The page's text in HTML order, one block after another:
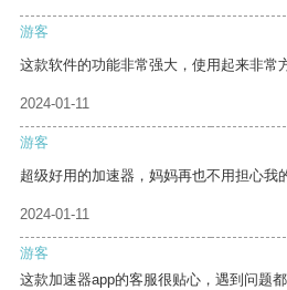
游客
这款软件的功能非常强大，使用起来非常
2024-01-11
游客
超级好用的加速器，妈妈再也不用担心我
2024-01-11
游客
这款加速器app的客服很贴心，遇到问题